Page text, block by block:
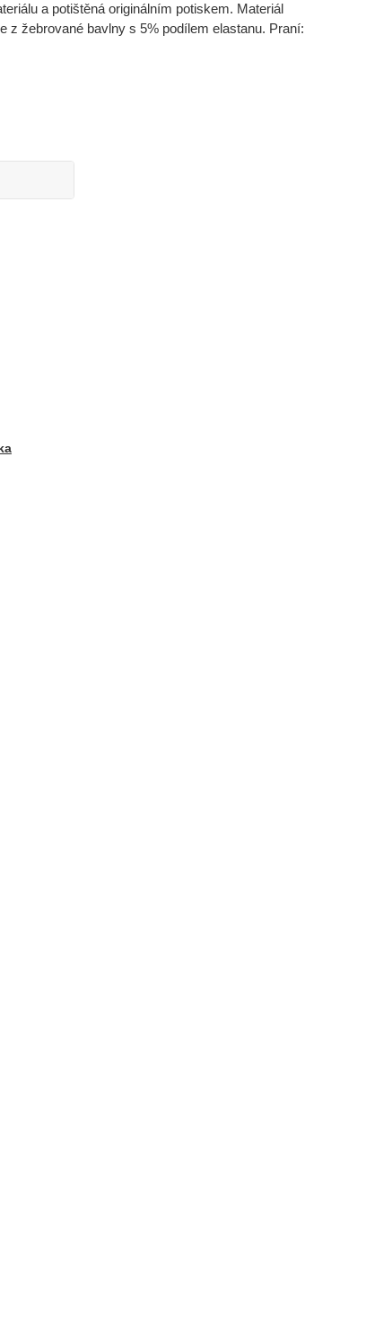
a potištěná originálním potiskem. Materiál
z žebrované bavlny s 5% podílem elastanu. Praní: